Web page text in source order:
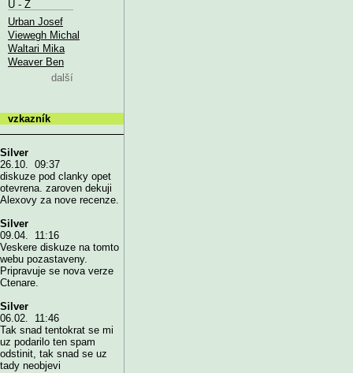
U - Z
Urban Josef
Viewegh Michal
Waltari Mika
Weaver Ben
další
vzkazník
Silver
26.10. 09:37
diskuze pod clanky opet
otevrena. zaroven dekuji
Alexovy za nove recenze.
Silver
09.04. 11:16
Veskere diskuze na tomto
webu pozastaveny.
Pripravuje se nova verze
Ctenare.
Silver
06.02. 11:46
Tak snad tentokrat se mi
uz podarilo ten spam
odstinit, tak snad se uz
tady neobjevi